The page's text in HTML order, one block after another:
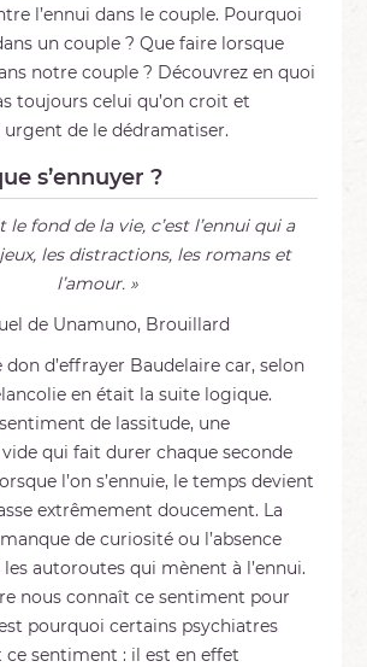
l’ennui dans le couple. Pourquoi
un couple ? Que faire lorsque
notre couple ? Découvrez en quoi
toujours celui qu’on croit et
de le dédramatiser.
s’ennuyer ?
le fond de la vie, c’est l’ennui qui a
les distractions, les romans et
l’amour. »
de Unamuno, Brouillard
don d’effrayer Baudelaire car, selon
en était la suite logique.
de lassitude, une
qui fait durer chaque seconde
l’on s’ennuie, le temps devient
extrêmement doucement. La
de curiosité ou l’absence
autoroutes qui mènent à l’ennui.
nous connaît ce sentiment pour
pourquoi certains psychiatres
sentiment : il est en effet